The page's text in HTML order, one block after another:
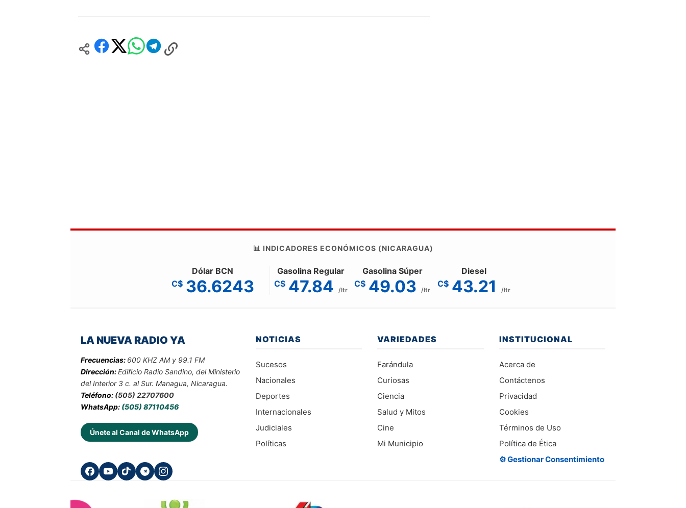
📊 INDICADORES ECONÓMICOS (NICARAGUA)
Dólar BCN
C$ 36.6243
Gasolina Regular
C$ 47.84 /ltr
Gasolina Súper
C$ 49.03 /ltr
Diesel
C$ 43.21 /ltr
LA NUEVA RADIO YA
Frecuencias: 600 KHZ AM y 99.1 FM
Dirección:Edificio Radio Sandino, del Ministerio
del Interior 3 c. al Sur. Managua, Nicaragua.
Teléfono: (505) 22707600
WhatsApp: (505) 87110456
Únete al Canal de WhatsApp
NOTICIAS
Sucesos
Nacionales
Deportes
Internacionales
Judiciales
Políticas
VARIEDADES
Farándula
Curiosas
Ciencia
Salud y Mitos
Cine
Mi Municipio
INSTITUCIONAL
Acerca de
Contáctenos
Privacidad
Cookies
Términos de Uso
Política de Ética
⚙️ Gestionar Consentimiento